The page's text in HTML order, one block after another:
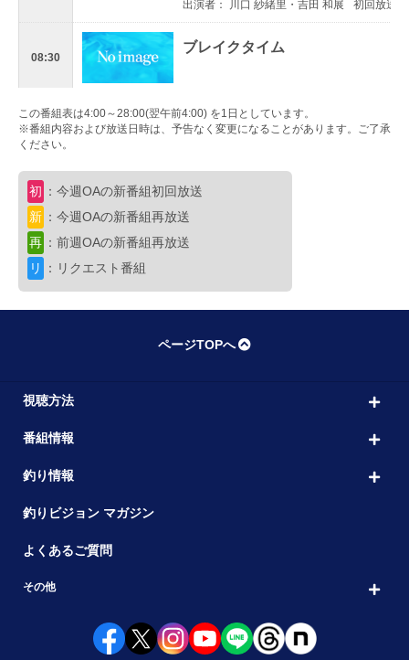
出演者： 川口 紗緒里・吉田 和展 初回放送
08:30
ブレイクタイム
09:00
トラウト 再
トラウトギャラリー
出演者： やまけん
10:00
ヒラメイトRe:Born
初回放送：2022/
12:00
初回放送：2026/06/24
アジング 新
アジ魂
この番組表は4:00～28:00(翌午前4:00) を1日としています。
※番組内容および放送日時は、予告なく変更になることがあります。ご了承
ください。
初 ：今週OAの新番組初回放送
新 ：今週OAの新番組再放送
再 ：前週OAの新番組再放送
リ
：リクエスト番組
ページTOPへ
視聴方法
番組情報
釣り情報
釣りビジョン マガジン
よくあるご質問
その他